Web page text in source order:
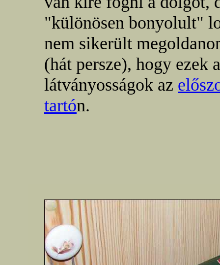
"különösen bonyolult"
nem sikerült
(hát persze), hogy ezek
látványosságok az
tartón.